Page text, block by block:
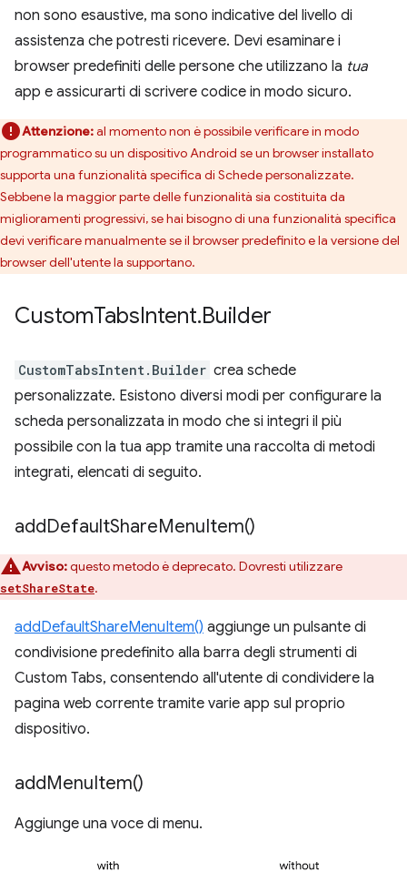
non sono esaustive, ma sono indicative del livello di
assistenza che potresti ricevere. Devi esaminare i
browser predefiniti delle persone che utilizzano la tua
app e assicurarti di scrivere codice in modo sicuro.
Attenzione:al momento non è possibile verificare in modo
programmatico su un dispositivo Android se un browser installato
supporta una funzionalità specifica di Schede personalizzate.
Sebbene la maggior parte delle funzionalità sia costituita da
miglioramenti progressivi, se hai bisogno di una funzionalità specifica
devi verificare manualmente se il browser predefinito e la versione del
browser dell'utente la supportano.
CustomTabsIntent.Builder
CustomTabsIntent.Builder crea schede
personalizzate. Esistono diversi modi per configurare la
scheda personalizzata in modo che si integri il più
possibile con la tua app tramite una raccolta di metodi
integrati, elencati di seguito.
addDefaultShareMenuItem()
Avviso:questo metodo è deprecato. Dovresti utilizzare
setShareState.
addDefaultShareMenuItem() aggiunge un pulsante di
condivisione predefinito alla barra degli strumenti di
Custom Tabs, consentendo all'utente di condividere la
pagina web corrente tramite varie app sul proprio
dispositivo.
addMenuItem()
Aggiunge una voce di menu.